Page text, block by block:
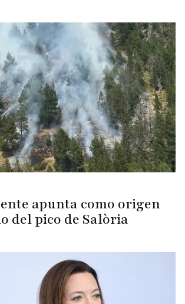
apunta como origen
del pico de Salòria